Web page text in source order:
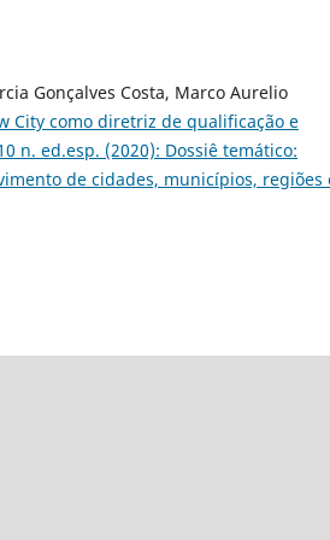
Gonçalves Costa, Marco Aurelio
City como diretriz de qualificação e
n. ed.esp. (2020): Dossiê temático:
de cidades, municí­pios, regiões